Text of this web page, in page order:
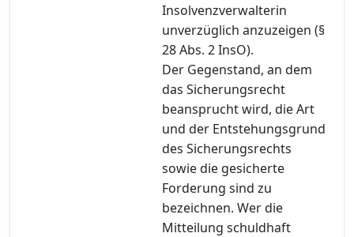
Insolvenzverwalterin
unverzüglich anzuzeigen (§
28 Abs. 2 InsO).
Der Gegenstand, an dem
das Sicherungsrecht
beansprucht wird, die Art
und der Entstehungsgrund
des Sicherungsrechts
sowie die gesicherte
Forderung sind zu
bezeichnen. Wer die
Mitteilung schuldhaft